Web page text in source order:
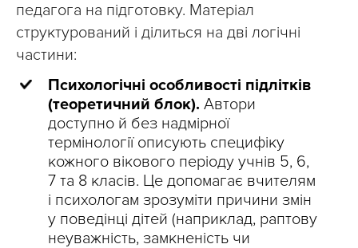
педагога на підготовку. Матеріал
структурований і ділиться на дві логічні
частини:
Психологічні особливості підлітків
(теоретичний блок). Автори
доступно й без надмірної
термінології описують специфіку
кожного вікового періоду учнів 5, 6,
7 та 8 класів. Це допомагає вчителям
і психологам зрозуміти причини змін
у поведінці дітей (наприклад, раптову
неуважність, замкненість чи